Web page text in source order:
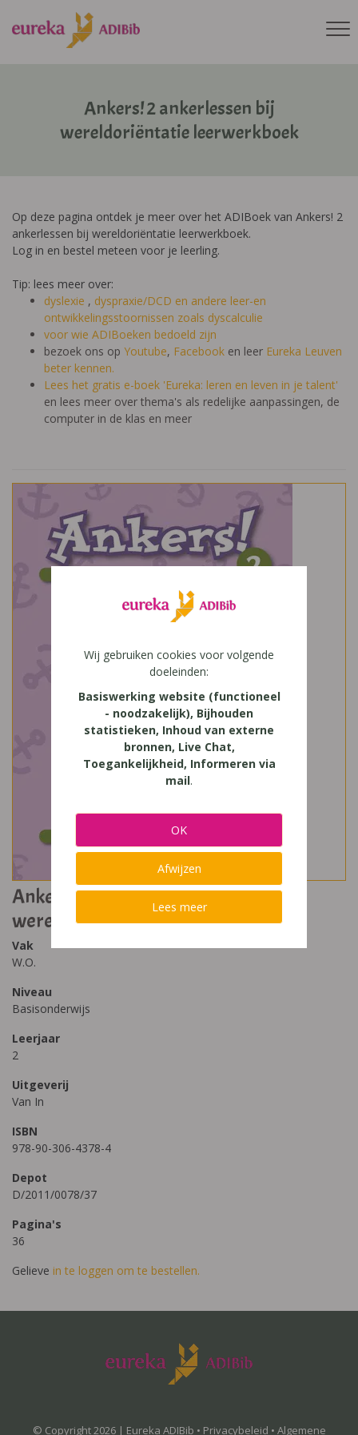
Ankers! 2 ankerlessen bij
wereldoriëntatie leerwerkboek
Op deze pagina ontdek je meer over het ADIBoek van Ankers! 2
ankerlessen bij wereldoriëntatie leerwerkboek.
Log in en bestel meteen voor je leerling.
Tip: lees meer over:
dyslexie , dyspraxie/DCD en andere leer-en
ontwikkelingsstoornissen zoals dyscalculie
voor wie ADIBoeken bedoeld zijn
bezoek ons op Youtube, Facebook en leer Eureka Leuven
beter kennen.
Lees het gratis e-boek 'Eureka: leren en leven in je talent'
en lees meer over thema's als redelijke aanpassingen, de
computer in de klas en meer
Ankers! 2 ankerlessen bij
wereldoriëntatie leerwerkboek
Vak
W.O.
Niveau
Basisonderwijs
Leerjaar
2
Uitgeverij
Van In
ISBN
978-90-306-4378-4
Depot
D/2011/0078/37
Pagina's
36
Gelieve in te loggen om te bestellen.
© Copyright 2026 | Eureka ADIBib • Privacybeleid • Algemene
Wij gebruiken cookies voor volgende
doeleinden:
Basiswerking website (functioneel
- noodzakelijk), Bijhouden
statistieken, Inhoud van externe
bronnen, Live Chat,
Toegankelijkheid, Informeren via
mail.
OK
Afwijzen
Lees meer